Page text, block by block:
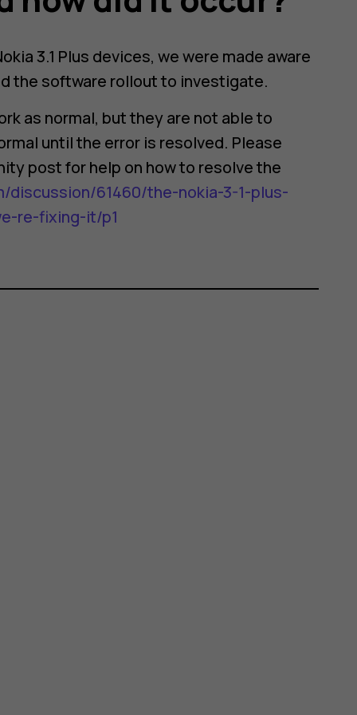
3.1 Plus devices, we were made aware
the software rollout to investigate.
as normal, but they are not able to
until the error is resolved. Please
post for help on how to resolve the
discussion/61460/the-nokia-3-1-plus-
re-fixing-it/p1